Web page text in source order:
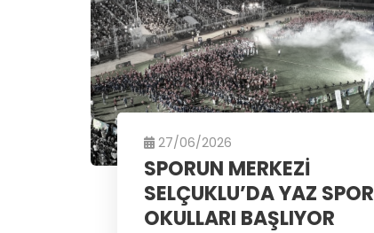
27/06/2026
SPORUN MERKEZİ
SELÇUKLU’DA YAZ SPOR
OKULLARI BAŞLIYOR